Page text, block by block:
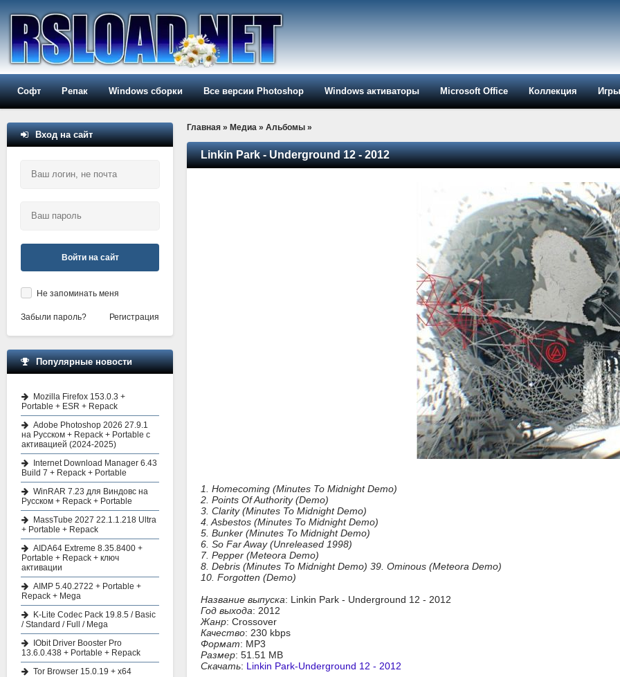
Софт Репак Windows сборки Все версии Photoshop Windows активаторы Microsoft Office Коллекция Игры
Главная » Медиа » Альбомы »
Linkin Park - Underground 12 - 2012
1. Homecoming (Minutes To Midnight Demo)
2. Points Of Authority (Demo)
3. Clarity (Minutes To Midnight Demo)
4. Asbestos (Minutes To Midnight Demo)
5. Bunker (Minutes To Midnight Demo)
6. So Far Away (Unreleased 1998)
7. Pepper (Meteora Demo)
8. Debris (Minutes To Midnight Demo) 39. Ominous (Meteora Demo)
10. Forgotten (Demo)
Название выпуска: Linkin Park - Underground 12 - 2012
Год выхода: 2012
Жанр: Crossover
Качество: 230 kbps
Формат: MP3
Размер: 51.51 MB
Скачать: Linkin Park-Underground 12 - 2012
Вход на сайт
Войти на сайт
Не запоминать меня
Забыли пароль? Регистрация
Популярные новости
Mozilla Firefox 153.0.3 +
Portable + ESR + Repack
Adobe Photoshop 2026 27.9.1
на Русском + Repack + Portable с
активацией (2024-2025)
Internet Download Manager 6.43
Build 7 + Repack + Portable
WinRAR 7.23 для Виндовс на
Русском + Repack + Portable
MassTube 2027 22.1.1.218 Ultra
+ Portable + Repack
AIDA64 Extreme 8.35.8400 +
Portable + Repack + ключ
активации
AIMP 5.40.2722 + Portable +
Repack + Mega
K-Lite Codec Pack 19.8.5 / Basic
/ Standard / Full / Mega
IObit Driver Booster Pro
13.6.0.438 + Portable + Repack
Tor Browser 15.0.19 + x64